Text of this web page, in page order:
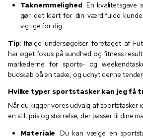
Taknemmelighed: En kvalitetsgave
gør det klart for din værdifulde
vigtige for dig.
Tip: Ifølge undersøgelser foretaget af
har øget fokus på sundhed og fitness
markederne for sports- og
budskab på en taske, og udnyt denne
Hvilke typer sportstasker kan jeg få
Når du kigger vores udvalg af sportstasker
en stil, pris og størrelse, der passer til dine
Materiale: Du kan vælge en